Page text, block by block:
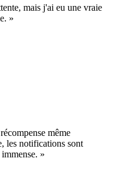
mais j'ai eu une vraie
»
même
les notifications sont
»